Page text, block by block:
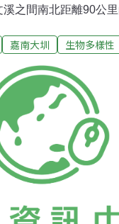
之間南北距離90公
；乾旱、洪水、鹽害，
15萬公頃，蓄水量為1
長，從空中看潭緣曲
有「珊瑚潭」之名。
，在世界排名第三大。
填築法」，利用水力沖
讓粗細不同的石或沙因
置良好的壩壁，由於這
為「八田水壩」。也因
嘉南大圳 生物多樣性